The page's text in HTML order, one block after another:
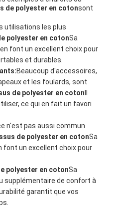
de polyester en cotonsont
utilisations les plus
polyester en cotonSa
font un excellent choix pour
et durables.
Beaucoup d'accessoires,
et les foulards, sont
de polyester en coton
ce qui en fait un favori
n'est pas aussi commun
de polyester en cotonSa
font un excellent choix pour
polyester en cotonSa
supplémentaire de confort à
garantit que vos